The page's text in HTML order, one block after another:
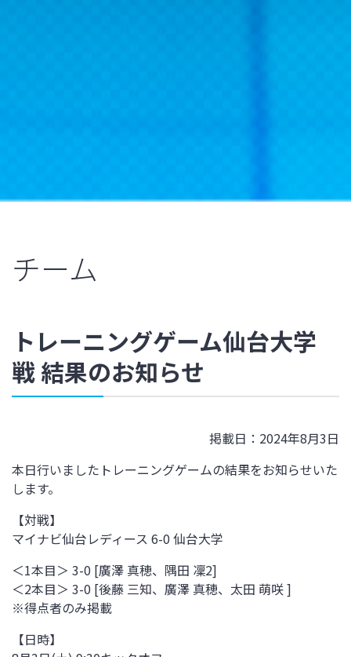
チーム
トレーニングゲーム仙台大学
戦 結果のお知らせ
掲載日：2024年8月3日
本日行いましたトレーニングゲームの結果をお知らせいた
します。
【対戦】
マイナビ仙台レディース 6-0 仙台大学
＜1本目＞ 3-0 [廣澤 真穂、隅田 凜2]
＜2本目＞ 3-0 [後藤 三知、廣澤 真穂、太田 萌咲 ]
※得点者のみ掲載
【日時】